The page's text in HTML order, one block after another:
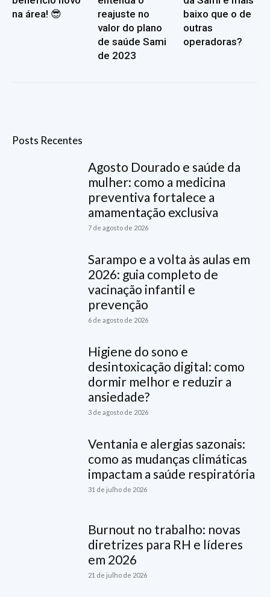
na área! 😎
reajuste no
valor do plano
de saúde Sami
de 2023
baixo que o de
outras
operadoras?
Posts Recentes
Agosto Dourado e saúde da
mulher: como a medicina
preventiva fortalece a
amamentação exclusiva
7 de agosto de 2026
Sarampo e a volta às aulas em
2026: guia completo de
vacinação infantil e
prevenção
6 de agosto de 2026
Higiene do sono e
desintoxicação digital: como
dormir melhor e reduzir a
ansiedade?
3 de agosto de 2026
Ventania e alergias sazonais:
como as mudanças climáticas
impactam a saúde respiratória
31 de julho de 2026
Burnout no trabalho: novas
diretrizes para RH e líderes
em 2026
21 de julho de 2026